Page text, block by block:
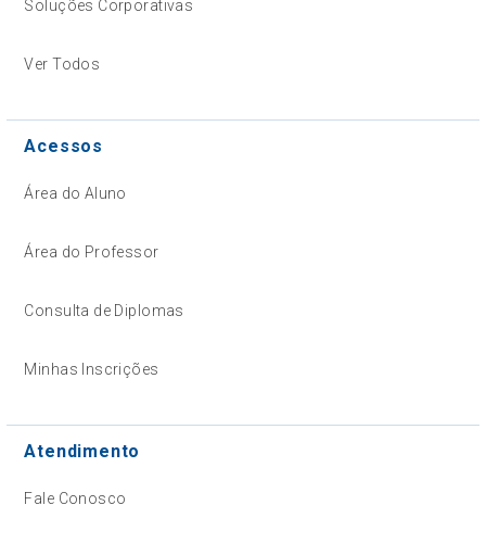
Soluções Corporativas
Ver Todos
Acessos
Área do Aluno
Área do Professor
Consulta de Diplomas
Minhas Inscrições
Atendimento
Fale Conosco